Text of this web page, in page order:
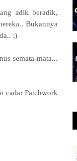
adik beradik,
Bukannya
;)
semata-mata...
cadar Patchwork